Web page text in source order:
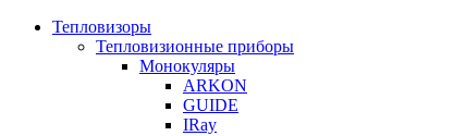
Тепловизоры
Тепловизионные приборы
Монокуляры
ARKON
GUIDE
IRay